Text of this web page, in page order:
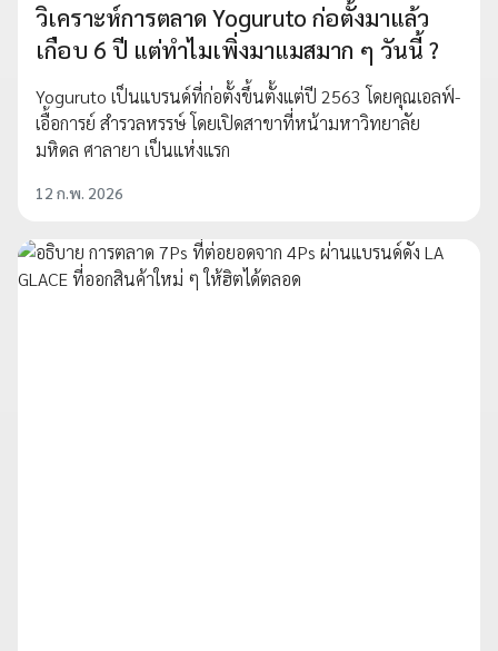
วิเคราะห์การตลาด Yoguruto ก่อตั้งมาแล้ว
เกือบ 6 ปี แต่ทำไมเพิ่งมาแมสมาก ๆ วันนี้ ?
Yoguruto เป็นแบรนด์ที่ก่อตั้งขึ้นตั้งแต่ปี 2563 โดยคุณเอลฟ์-
เอื้อการย์ สำรวลหรรษ์ โดยเปิดสาขาที่หน้ามหาวิทยาลัย
มหิดล ศาลายา เป็นแห่งแรก
12 ก.พ. 2026